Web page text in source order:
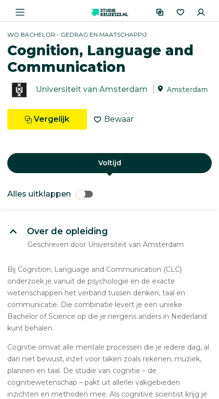
WO BACHELOR - GEDRAG EN MAATSCHAPPIJ
Cognition, Language and
Communication
Universiteit van Amsterdam Amsterdam
Vergelijk Bewaar
Voltijd
Alles uitklappen
Over de opleiding
Geschreven door Universiteit van Amsterdam
Bij Cognition, Language and Communication (CLC)
onderzoek je vanuit de psychologie en de exacte
wetenschappen het verband tussen denken, taal en
communicatie. Die combinatie levert je een unieke
Bachelor of Science op die je nergens anders in Nederland
kunt behalen.
Cognitie omvat alle mentale processen die je iedere dag, al
dan niet bewust, inzet voor taken zoals rekenen, muziek,
plannen en taal. De studie van cognitie – de
cognitiewetenschap – pakt uit allerlei vakgebieden
inzichten en methoden mee. Als cognitive scientist krijg je